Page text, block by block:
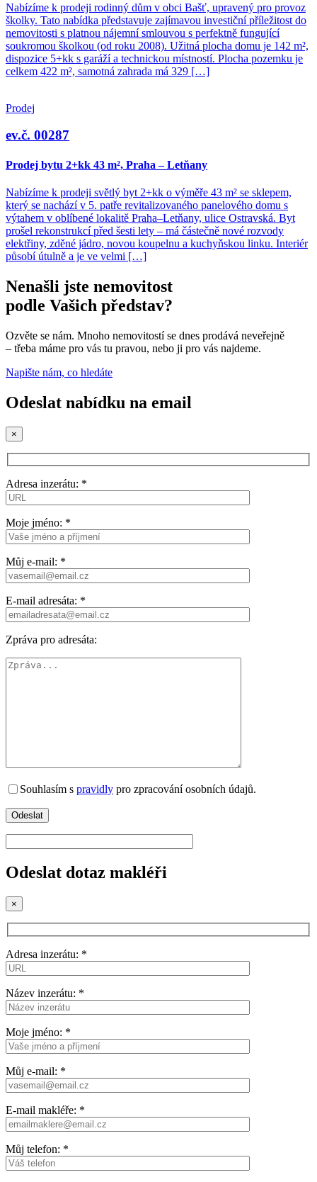
Nabízíme k prodeji rodinný dům v obci Bašť, upravený pro provoz
školky. Tato nabídka představuje zajímavou investiční příležitost do
nemovitosti s platnou nájemní smlouvou s perfektně fungující
soukromou školkou (od roku 2008). Užitná plocha domu je 142 m²,
dispozice 5+kk s garáží a technickou místností. Plocha pozemku je
celkem 422 m², samotná zahrada má 329 […]
Prodej
ev.č. 00287
Prodej bytu 2+kk 43 m², Praha – Letňany
Nabízíme k prodeji světlý byt 2+kk o výměře 43 m² se sklepem,
který se nachází v 5. patře revitalizovaného panelového domu s
výtahem v oblíbené lokalitě Praha–Letňany, ulice Ostravská. Byt
prošel rekonstrukcí před šesti lety – má částečně nové rozvody
elektřiny, zděné jádro, novou koupelnu a kuchyňskou linku. Interiér
působí útulně a je ve velmi […]
Nenašli jste nemovitost
podle Vašich představ?
Ozvěte se nám. Mnoho nemovitostí se dnes prodává neveřejně
– třeba máme pro vás tu pravou, nebo ji pro vás najdeme.
Napište nám, co hledáte
Odeslat nabídku na email
×
Adresa inzerátu: *
Moje jméno: *
Můj e-mail: *
E-mail adresáta: *
Zpráva pro adresáta:
Souhlasím s pravidly pro zpracování osobních údajů.
Odeslat dotaz makléři
×
Adresa inzerátu: *
Název inzerátu: *
Moje jméno: *
Můj e-mail: *
E-mail makléře: *
Můj telefon: *